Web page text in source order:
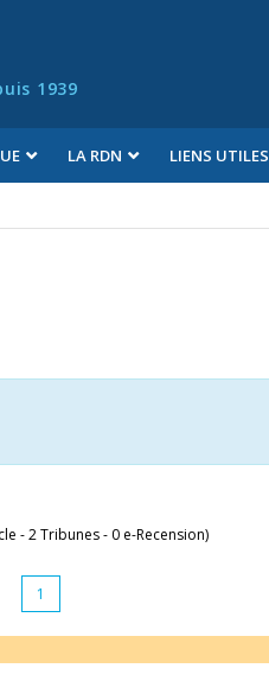
1939
LA RDN LIENS UTILES
- 2 Tribunes - 0 e-Recension)
1